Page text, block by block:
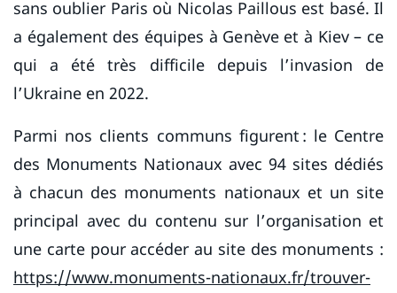
sans oublier Paris où Nicolas Paillous est basé. Il
a également des équipes à Genève et à Kiev – ce
qui a été très difficile depuis l’invasion de
l’Ukraine en 2022.
Parmi nos clients communs figurent : le Centre
des Monuments Nationaux avec 94 sites dédiés
à chacun des monuments nationaux et un site
principal avec du contenu sur l’organisation et
une carte pour accéder au site des monuments :
https://www.monuments-nationaux.fr/trouver-